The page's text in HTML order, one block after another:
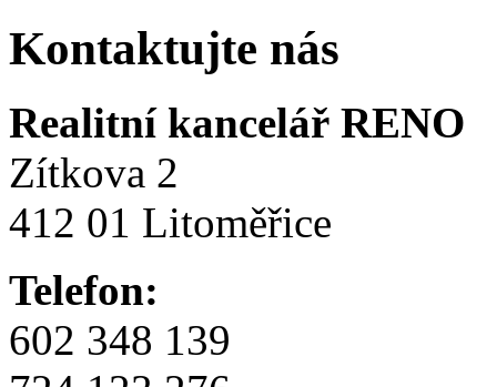
Kontaktujte nás
Realitní kancelář RENO
Zítkova 2
412 01 Litoměřice
Telefon:
602 348 139